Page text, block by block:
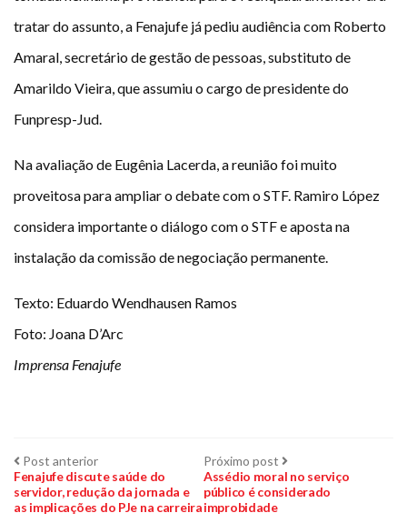
tratar do assunto, a Fenajufe já pediu audiência com Roberto
Amaral, secretário de gestão de pessoas, substituto de
Amarildo Vieira, que assumiu o cargo de presidente do
Funpresp-Jud.
Na avaliação de Eugênia Lacerda, a reunião foi muito
proveitosa para ampliar o debate com o STF. Ramiro López
considera importante o diálogo com o STF e aposta na
instalação da comissão de negociação permanente.
Texto: Eduardo Wendhausen Ramos
Foto: Joana D’Arc
Imprensa Fenajufe
Navegação
de
Post anteriorPost
anterior:
Fenajufe discute saúde do
servidor, redução da jornada e
as implicações do PJe na carreira
Próximo post Próximo
post:
Assédio moral no serviço
público é considerado
improbidade